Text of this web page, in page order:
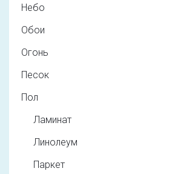
Небо
Обои
Огонь
Песок
Пол
Ламинат
Линолеум
Паркет